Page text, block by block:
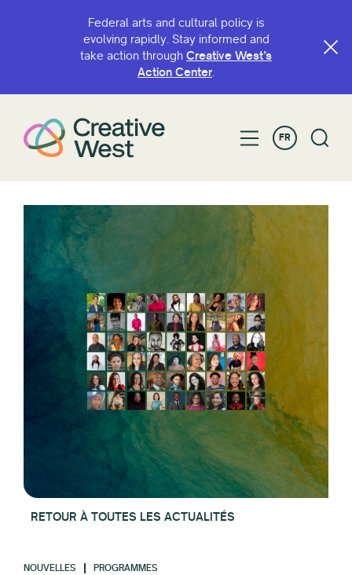
Federal arts and cultural policy is
evolving rapidly. Stay informed and
take action through Creative West’s
Action Center.
FR
RETOUR À TOUTES LES ACTUALITÉS
NOUVELLES PROGRAMMES